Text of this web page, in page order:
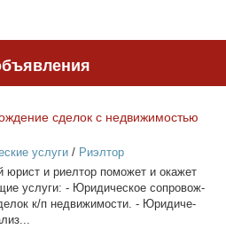
сде­лок с недви­жи­мо­стью
услуги/ Риэлтор
юрист и ри­ел­тор по­мо­жет и ока­жет
услу­ги: - Юри­ди­че­ское со­про­вож­
к/п недви­жи­мо­сти. - Юри­ди­че­